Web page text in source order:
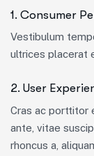
1. Consumer
Vestibulum
ultrices placerat
2. User
Cras ac porttitor
ante, vitae
rhoncus a,